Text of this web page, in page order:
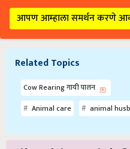
आपण आम्हाला समर्थन करणे
Related Topics
Cow Rearing गायी पालन
Animal care
animal